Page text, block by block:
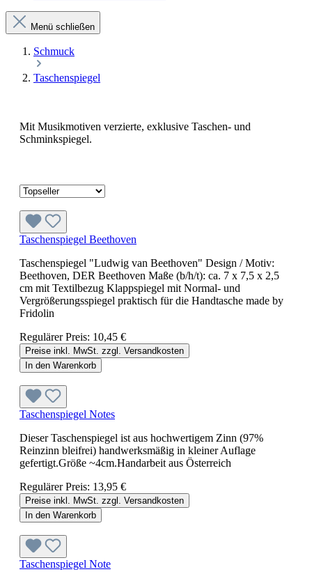
Menü schließen
Schmuck
Taschenspiegel
Mit Musikmotiven verzierte, exklusive Taschen- und
Schminkspiegel.
Taschenspiegel Beethoven
Taschenspiegel "Ludwig van Beethoven" Design / Motiv:
Beethoven, DER Beethoven Maße (b/h/t): ca. 7 x 7,5 x 2,5
cm mit Textilbezug Klappspiegel mit Normal- und
Vergrößerungsspiegel praktisch für die Handtasche made by
Fridolin
Regulärer Preis: 10,45 €
Preise inkl. MwSt. zzgl. Versandkosten
In den Warenkorb
Taschenspiegel Notes
Dieser Taschenspiegel ist aus hochwertigem Zinn (97%
Reinzinn bleifrei) handwerksmäßig in kleiner Auflage
gefertigt.Größe ~4cm.Handarbeit aus Österreich
Regulärer Preis: 13,95 €
Preise inkl. MwSt. zzgl. Versandkosten
In den Warenkorb
Taschenspiegel Note